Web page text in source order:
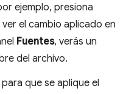
ejemplo, presiona
ver el cambio aplicado en
Fuentes, verás un
del archivo.
que se aplique el